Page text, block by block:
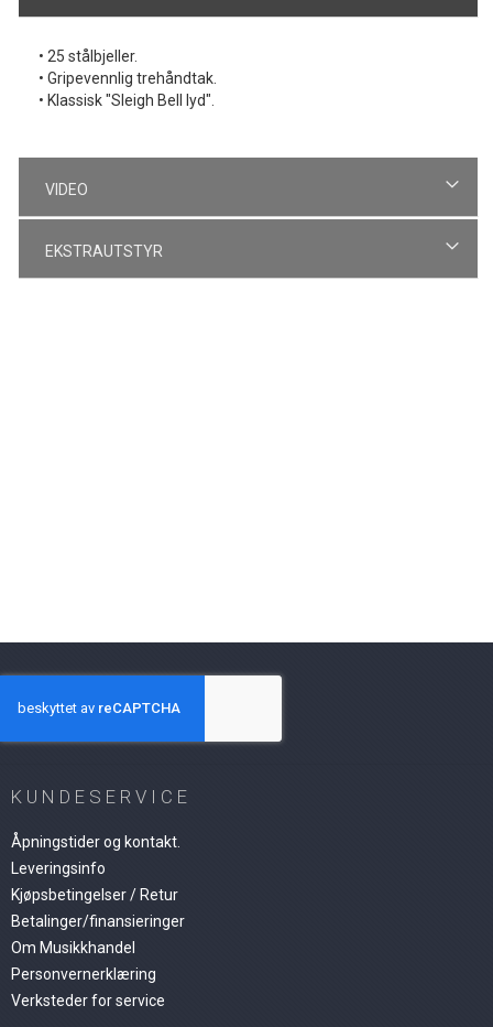
• 25 stålbjeller.
• Gripevennlig trehåndtak.
• Klassisk "Sleigh Bell lyd".
VIDEO
EKSTRAUTSTYR
KUNDESERVICE
Åpningstider og kontakt.
Leveringsinfo
Kjøpsbetingelser / Retur
Betalinger/finansieringer
Om Musikkhandel
Personvernerklæring
Verksteder for service